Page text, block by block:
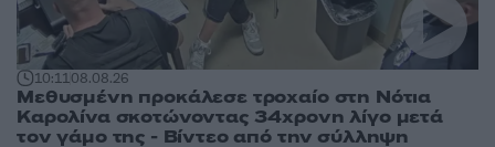
10:1108.08.26
Μεθυσμένη προκάλεσε τροχαίο στη Νότια
Καρολίνα σκοτώνοντας 34χρονη λίγο μετά
τον γάμο της - Βίντεο από την σύλληψη